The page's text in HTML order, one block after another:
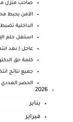
صاحب منزل
الأمن يحبط
الداخلية
استغل حلم
عاجل | بعد
كلمة حق
جميع نتائج
الحصر
2026
يناير
فبراير